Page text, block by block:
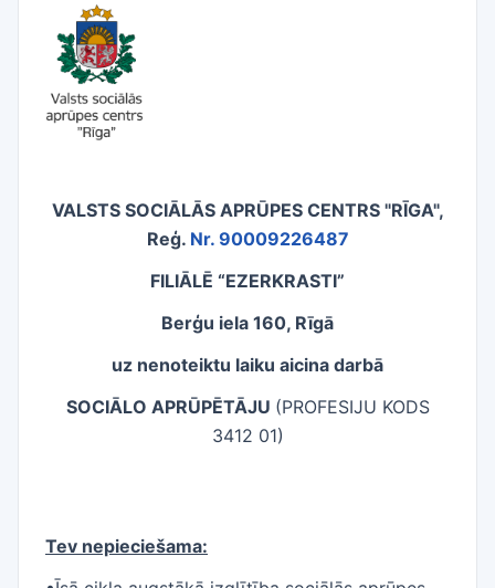
VALSTS SOCIĀLĀS APRŪPES CENTRS "RĪGA",
Reģ. Nr. 90009226487
FILIĀLĒ “EZERKRASTI”
Berģu iela 160, Rīgā
uz nenoteiktu laiku aicina darbā
SOCIĀLO APRŪPĒTĀJU (PROFESIJU KODS
3412 01)
Tev nepieciešama: